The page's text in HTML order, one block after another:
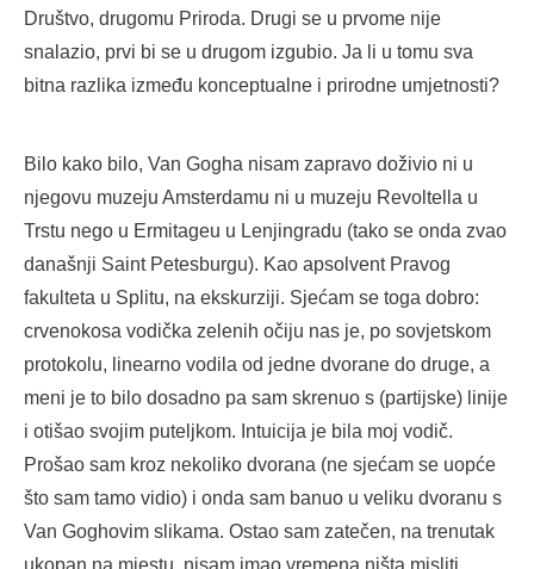
Društvo, drugomu Priroda. Drugi se u prvome nije
snalazio, prvi bi se u drugom izgubio. Ja li u tomu sva
bitna razlika između konceptualne i prirodne umjetnosti?
Bilo kako bilo, Van Gogha nisam zapravo doživio ni u
njegovu muzeju Amsterdamu ni u muzeju Revoltella u
Trstu nego u Ermitageu u Lenjingradu (tako se onda zvao
današnji Saint Petesburgu). Kao apsolvent Pravog
fakulteta u Splitu, na ekskurziji. Sjećam se toga dobro:
crvenokosa vodička zelenih očiju nas je, po sovjetskom
protokolu, linearno vodila od jedne dvorane do druge, a
meni je to bilo dosadno pa sam skrenuo s (partijske) linije
i otišao svojim puteljkom. Intuicija je bila moj vodič.
Prošao sam kroz nekoliko dvorana (ne sjećam se uopće
što sam tamo vidio) i onda sam banuo u veliku dvoranu s
Van Goghovim slikama. Ostao sam zatečen, na trenutak
ukopan na mjestu, nisam imao vremena ništa misliti,